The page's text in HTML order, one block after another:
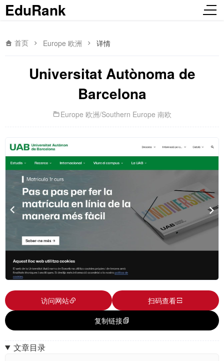
EduRank
首页 Europe 欧洲 详情
Universitat Autònoma de
Barcelona
Europe 欧洲/Southern Europe 南欧
访问网站
扫码查看
复制链接
文章目录